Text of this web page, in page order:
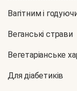
Вагітним і
Веганські страви
Вегетаріанське
Для діабетиків